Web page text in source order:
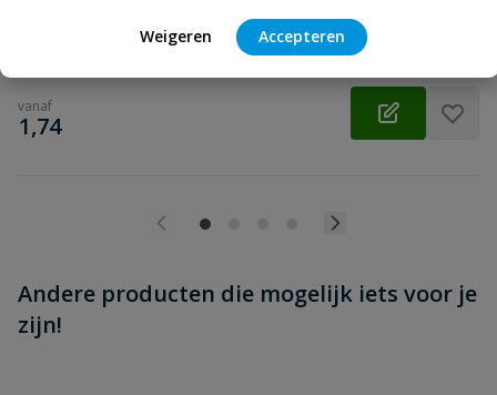
Weigeren Accepteren
vanaf
€
1,74
Andere producten die mogelijk iets voor je
zijn!